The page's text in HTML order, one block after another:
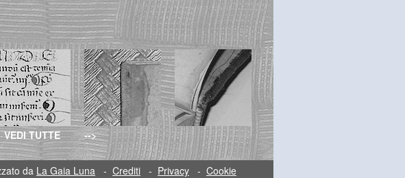
VEDI TUTTE -->
da La Gaia Luna - Crediti - Privacy - Cookie